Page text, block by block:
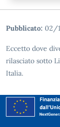
Pubblicato: 02/
Eccetto dove
rilasciato sotto
Italia.